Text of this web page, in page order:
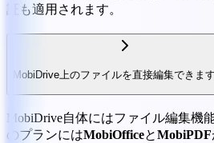
証も適用されます。
MobiDrive上のファイルを直接編集できま
MobiDrive自体にはファイル編集機
のプランにはMobiOfficeとMobiPDF